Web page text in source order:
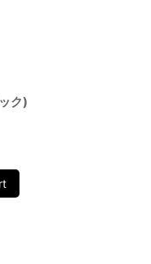
ク)